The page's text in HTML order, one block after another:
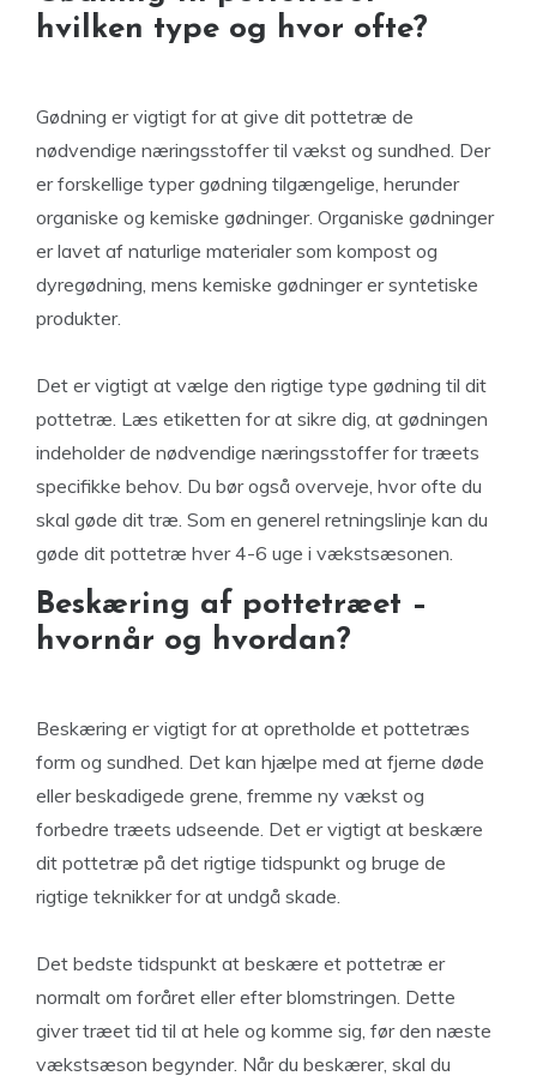
hvilken type og hvor ofte?
Gødning er vigtigt for at give dit pottetræ de
nødvendige næringsstoffer til vækst og sundhed. Der
er forskellige typer gødning tilgængelige, herunder
organiske og kemiske gødninger. Organiske gødninger
er lavet af naturlige materialer som kompost og
dyregødning, mens kemiske gødninger er syntetiske
produkter.
Det er vigtigt at vælge den rigtige type gødning til dit
pottetræ. Læs etiketten for at sikre dig, at gødningen
indeholder de nødvendige næringsstoffer for træets
specifikke behov. Du bør også overveje, hvor ofte du
skal gøde dit træ. Som en generel retningslinje kan du
gøde dit pottetræ hver 4-6 uge i vækstsæsonen.
Beskæring af pottetræet –
hvornår og hvordan?
Beskæring er vigtigt for at opretholde et pottetræs
form og sundhed. Det kan hjælpe med at fjerne døde
eller beskadigede grene, fremme ny vækst og
forbedre træets udseende. Det er vigtigt at beskære
dit pottetræ på det rigtige tidspunkt og bruge de
rigtige teknikker for at undgå skade.
Det bedste tidspunkt at beskære et pottetræ er
normalt om foråret eller efter blomstringen. Dette
giver træet tid til at hele og komme sig, før den næste
vækstsæson begynder. Når du beskærer, skal du